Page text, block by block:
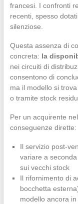
francesi. I confronti
recenti, spesso
silenziose.
Questa assenza di
concreta: la
nei circuiti di
consentono di
ma il modello si
o tramite stock
Per un acquirente
conseguenze dirette:
Il servizio post-
variare a
sui vecchi stock
Il rifornimento di
bocchetta
modello ancora